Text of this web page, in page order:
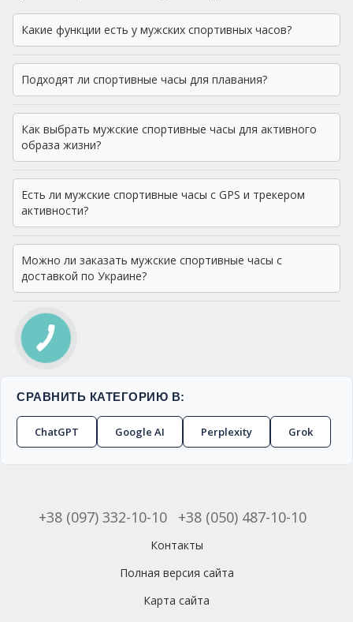
Какие функции есть у мужских спортивных часов?
Подходят ли спортивные часы для плавания?
Как выбрать мужские спортивные часы для активного
образа жизни?
Есть ли мужские спортивные часы с GPS и трекером
активности?
Можно ли заказать мужские спортивные часы с
доставкой по Украине?
СРАВНИТЬ КАТЕГОРИЮ В:
ChatGPT Google AI Perplexity Grok
+38 (097) 332-10-10 +38 (050) 487-10-10
Контакты
Полная версия сайта
Карта сайта